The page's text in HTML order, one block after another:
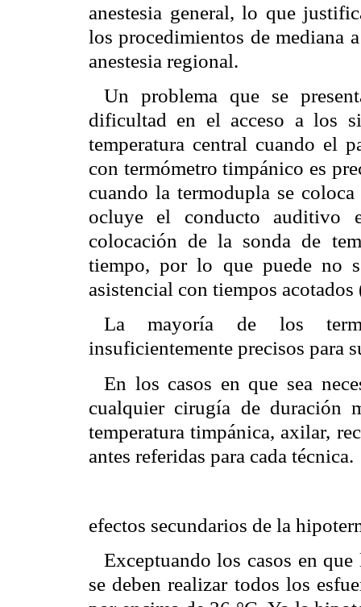
anestesia general, lo que
los procedimientos de mediana
anestesia regional.
Un problema que se
dificultad en el acceso a los
temperatura central cuando el
con termómetro timpánico es
cuando la termodupla se
ocluye el conducto auditivo
colocación de la sonda de
tiempo, por lo que puede no
asistencial con tiempos acotados
La mayoría de los
insuficientemente precisos para
En los casos en que sea
cualquier cirugía de duración
temperatura timpánica, axilar,
antes referidas para cada técnica.
efectos secundarios de la
Exceptuando los casos en
se deben realizar todos los